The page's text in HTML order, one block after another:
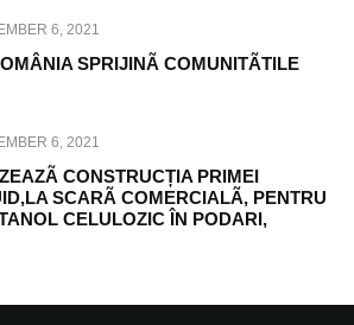
6, 2021
SPRIJINÃ COMUNITÃTILE
6, 2021
CONSTRUCȚIA PRIMEI
SCARÃ COMERCIALÃ, PENTRU
CELULOZIC ÎN PODARI,